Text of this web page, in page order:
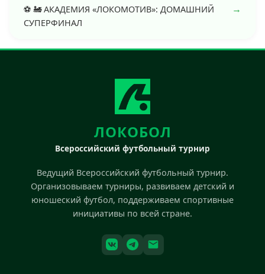
⚽️ 🚂 АКАДЕМИЯ «ЛОКОМОТИВ»: ДОМАШНИЙ
СУПЕРФИНАЛ
→
ЛОКОБОЛ
Всероссийский футбольный турнир
Ведущий Всероссийский футбольный турнир.
Организовываем турниры, развиваем детский и
юношеский футбол, поддерживаем спортивные
инициативы по всей стране.